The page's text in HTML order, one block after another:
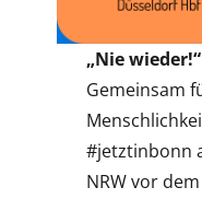
„Nie wieder!“
Gemeinsam
#jetztinbonn
NRW vor